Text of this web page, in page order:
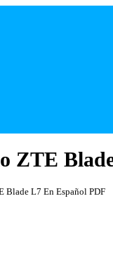
ZTE
Blade L7 En Español PDF